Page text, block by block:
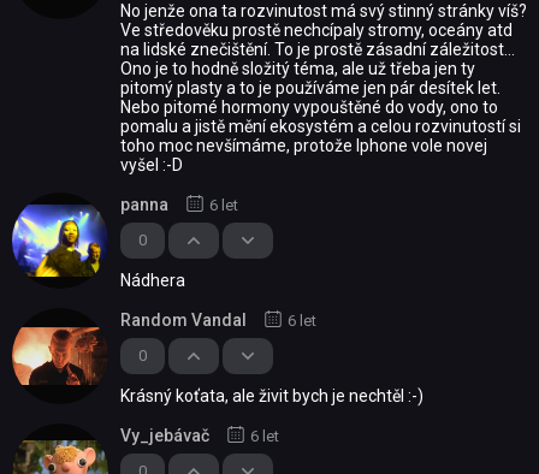
No jenže ona ta rozvinutost má svý stinný stránky víš?
Ve středověku prostě nechcípaly stromy, oceány atd
na lidské znečištění. To je prostě zásadní záležitost...
Ono je to hodně složitý téma, ale už třeba jen ty
pitomý plasty a to je používáme jen pár desítek let.
Nebo pitomé hormony vypouštěné do vody, ono to
pomalu a jistě mění ekosystém a celou rozvinutostí si
toho moc nevšímáme, protože Iphone vole novej
vyšel :-D
0
panna 6 let
Nádhera
0
Random Vandal 6 let
Krásný koťata, ale živit bych je nechtěl :-)
Vy_jebávač 6 let